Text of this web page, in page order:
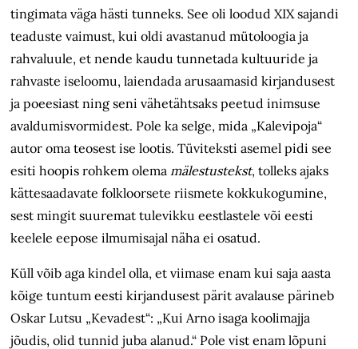
tingimata väga hästi tunneks. See oli loodud XIX sajandi
teaduste vaimust, kui oldi avastanud mütoloogia ja
rahvaluule, et nende kaudu tunnetada kultuuride ja
rahvaste iseloomu, laiendada arusaamasid kirjandusest
ja poeesiast ning seni vähetähtsaks peetud inimsuse
avaldumisvormidest. Pole ka selge, mida „Kalevipoja“
autor oma teosest ise lootis. Tüviteksti asemel pidi see
esiti hoopis rohkem olema mälestustekst, tolleks ajaks
kättesaadavate folkloorsete riismete kokkukogumine,
sest mingit suuremat tulevikku eestlastele või eesti
keelele eepose ilmumisajal näha ei osatud.
Küll võib aga kindel olla, et viimase enam kui saja aasta
kõige tuntum eesti kirjandusest pärit avalause pärineb
Oskar Lutsu „Kevadest“: „Kui Arno isaga koolimajja
jõudis, olid tunnid juba alanud.“ Pole vist enam lõpuni